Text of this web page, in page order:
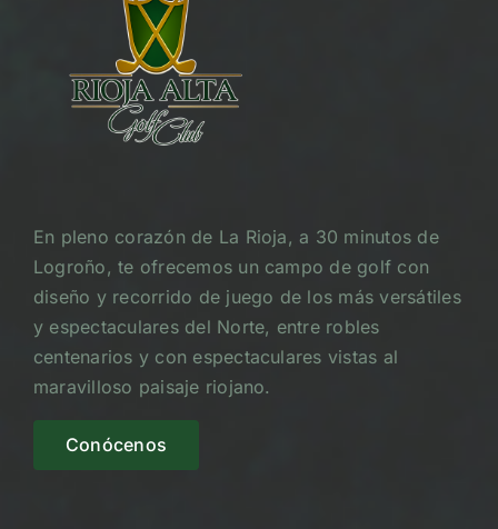
En pleno corazón de La Rioja, a 30 minutos de
Logroño, te ofrecemos un campo de golf con
diseño y recorrido de juego de los más versátiles
y espectaculares del Norte, entre robles
centenarios y con espectaculares vistas al
maravilloso paisaje riojano.
Conócenos